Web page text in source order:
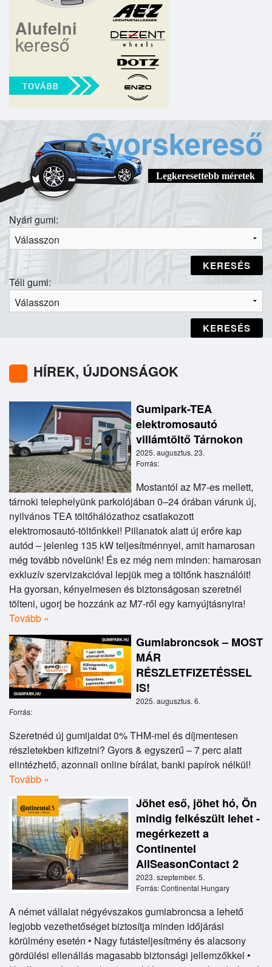
Alufelni
kereső
Gyorskereső
Legkeresettebb méretek
Nyári gumi:
KERESÉS
Téli gumi:
KERESÉS
HÍREK, ÚJDONSÁGOK
Gumipark-TEA
elektromosautó
villámtöltő Tárnokon
2025. augusztus. 23.
Forrás:
Mostantól az M7-es mellett,
tárnoki telephelyünk parkolójában 0–24 órában várunk új,
nyilvános TEA töltőhálózathoz csatlakozott
elektromosautó-töltőnkkel! Pillanatok alatt új erőre kap
autód – jelenleg 135 kW teljesítménnyel, amit hamarosan
még tovább növelünk! És ez még nem minden: hamarosan
exkluzív szervizakcióval lepjük meg a töltőnk használóit!
Ha gyorsan, kényelmesen és biztonságosan szeretnél
tölteni, ugorj be hozzánk az M7-ről egy karnyújtásnyira!
Tovább »
Gumiabroncsok – MOST
MÁR
RÉSZLETFIZETÉSSEL
IS!
2025. augusztus. 6.
Forrás:
Szeretnéd új gumijaidat 0% THM-mel és díjmentesen
részletekben kifizetni? Gyors & egyszerű – 7 perc alatt
elintézhető, azonnali online bírálat, banki papírok nélkül!
Tovább »
Jöhet eső, jöhet hó, Ön
mindig felkészült lehet -
megérkezett a
Continentel
AllSeasonContact 2
2023. szeptember. 5.
Forrás: Continental Hungary
A német vállalat négyévszakos gumiabroncsa a lehető
legjobb vezethetőséget biztosítja minden időjárási
körülmény esetén • Nagy futásteljesítmény és alacsony
gördülési ellenállás magasabb biztonsági jellemzőkkel •